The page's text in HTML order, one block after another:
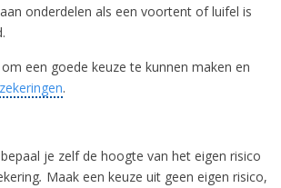
onderdelen als een voortent of luifel is
een goede keuze te kunnen maken en
.
je zelf de hoogte van het eigen risico
. Maak een keuze uit geen eigen risico,